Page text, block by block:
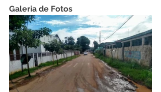
Galeria de Fotos